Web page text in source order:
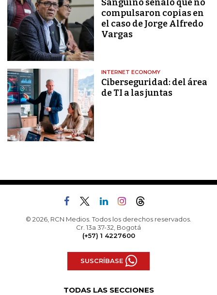
Sanguino señaló que no
compulsaron copias en
el caso de Jorge Alfredo
Vargas
INTERNET ECONOMY
Ciberseguridad: del área
de TI a las juntas
© 2026, RCN Medios. Todos los derechos reservados.
Cr. 13a 37-32, Bogotá
(+57) 1 4227600
SUSCRÍBASE
TODAS LAS SECCIONES